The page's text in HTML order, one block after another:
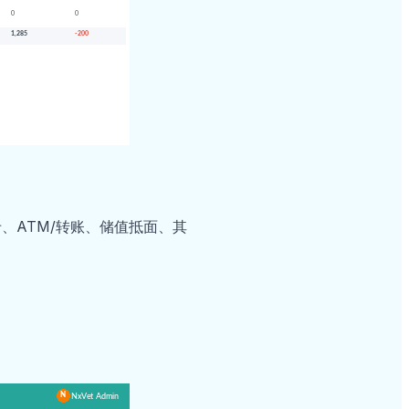
ATM/转账、储值抵面、其